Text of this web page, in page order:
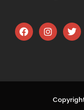
F
a
o
I
n
r
m
T
w
r